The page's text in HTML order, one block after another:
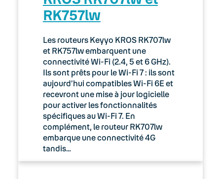
03. Accès Internet
04. Téléphonie fixe
05. Téléphonie Mobile
06. Cybersécurité
Keyyo Connect
Keyyo Visio
RK757lw
Les routeurs Keyyo KROS RK707lw
et RK757lw embarquent une
connectivité Wi-Fi (2.4, 5 et 6 GHz).
Ils sont prêts pour le Wi-Fi 7 : ils sont
aujourd’hui compatibles Wi-Fi 6E et
recevront une mise à jour logicielle
pour activer les fonctionnalités
spécifiques au Wi-Fi 7. En
complément, le routeur RK707lw
embarque une connectivité 4G
tandis…